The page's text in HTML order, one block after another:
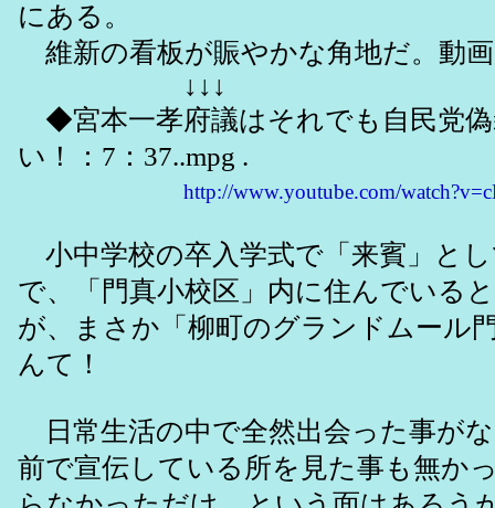
にある。
維新の看板が賑やかな角地だ。動
↓↓↓
◆宮本一孝府議はそれでも自民党
い！：7：37..mpg .
http://www.youtube.com/
小中学校の卒入学式で「来賓」と
で、「門真小校区」内に住んでいる
が、まさか「柳町のグランドムール
んて！
日常生活の中で全然出会った事が
前で宣伝している所を見た事も無か